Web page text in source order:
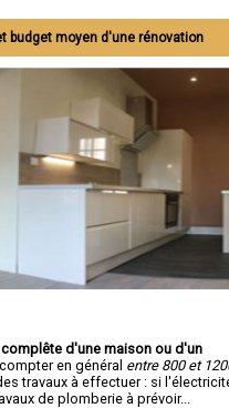
budget moyen d'une rénovation
d'une maison ou d'un
en général entre 800 et
travaux à effectuer : si
de plomberie à prévoir...